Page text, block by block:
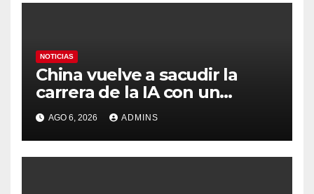
NOTICIAS
China vuelve a sacudir la
carrera de la IA con un
modelo capaz de trabajar
durante días sin intervención
humana
AGO 6, 2026 ADMINS